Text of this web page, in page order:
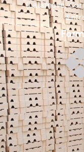
(Lalamove,